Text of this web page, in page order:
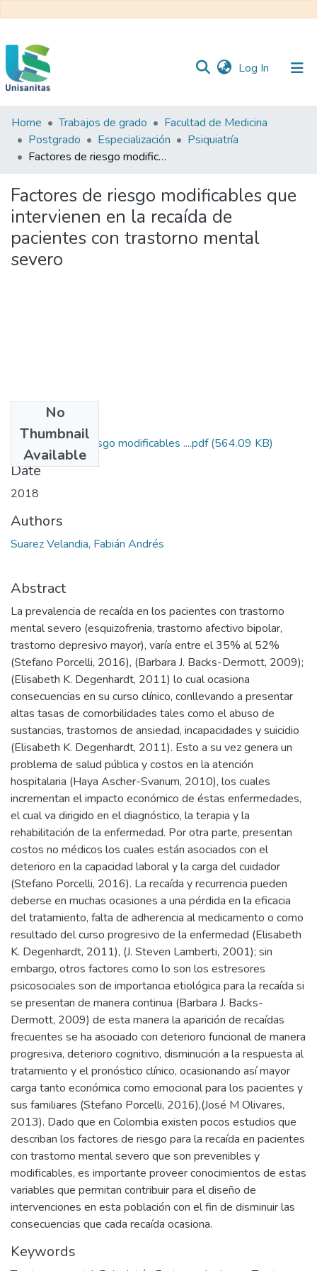
Log In (current)
Inicio
Web
Unisanitas
Web
Home Trabajos de grado
Facultad de Medicina
Postgrado
Especialización
Psiquiatría
Factores de riesgo modificables que intervienen en la recaída de pacientes con trastorno mental severo
Factores de riesgo modificables que
intervienen en la recaída de
pacientes con trastorno mental
severo
No
Thumbnail
Available
Factores de riesgo modificables ....pdf(564.09 KB)
Date
2018
Authors
Suarez Velandia, Fabián Andrés
Abstract
La prevalencia de recaída en los pacientes con trastorno
mental severo (esquizofrenia, trastorno afectivo bipolar,
trastorno depresivo mayor), varía entre el 35% al 52%
(Stefano Porcelli, 2016), (Barbara J. Backs-Dermott, 2009);
(Elisabeth K. Degenhardt, 2011) lo cual ocasiona
consecuencias en su curso clínico, conllevando a presentar
altas tasas de comorbilidades tales como el abuso de
sustancias, trastornos de ansiedad, incapacidades y suicidio
(Elisabeth K. Degenhardt, 2011). Esto a su vez genera un
problema de salud pública y costos en la atención
hospitalaria (Haya Ascher-Svanum, 2010), los cuales
incrementan el impacto económico de éstas enfermedades,
el cual va dirigido en el diagnóstico, la terapia y la
rehabilitación de la enfermedad. Por otra parte, presentan
costos no médicos los cuales están asociados con el
deterioro en la capacidad laboral y la carga del cuidador
(Stefano Porcelli, 2016). La recaída y recurrencia pueden
deberse en muchas ocasiones a una pérdida en la eficacia
del tratamiento, falta de adherencia al medicamento o como
resultado del curso progresivo de la enfermedad (Elisabeth
K. Degenhardt, 2011), (J. Steven Lamberti, 2001); sin
embargo, otros factores como lo son los estresores
psicosociales son de importancia etiológica para la recaída si
se presentan de manera continua (Barbara J. Backs-
Dermott, 2009) de esta manera la aparición de recaídas
frecuentes se ha asociado con deterioro funcional de manera
progresiva, deterioro cognitivo, disminución a la respuesta al
tratamiento y el pronóstico clínico, ocasionando así mayor
carga tanto económica como emocional para los pacientes y
sus familiares (Stefano Porcelli, 2016),(José M Olivares,
2013). Dado que en Colombia existen pocos estudios que
describan los factores de riesgo para la recaída en pacientes
con trastorno mental severo que son prevenibles y
modificables, es importante proveer conocimientos de estas
variables que permitan contribuir para el diseño de
intervenciones en esta población con el fin de disminuir las
consecuencias que cada recaída ocasiona.
Keywords